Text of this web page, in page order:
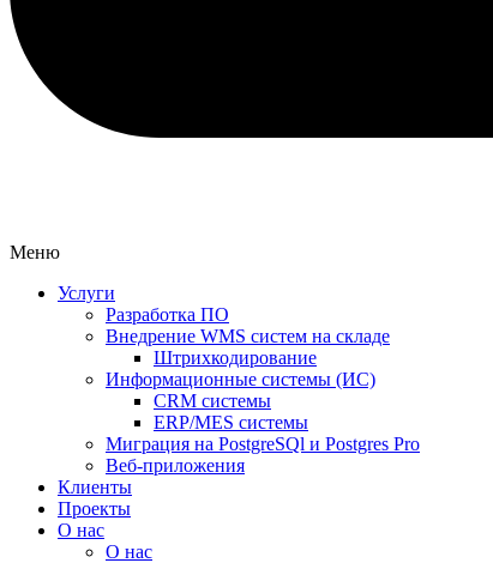
Меню
Услуги
Разработка ПО
Внедрение WMS систем на складе
Штрихкодирование
Информационные системы (ИС)
CRM системы
ERP/MES системы
Миграция на PostgreSQl и Postgres Pro
Веб-приложения
Клиенты
Проекты
О нас
О нас